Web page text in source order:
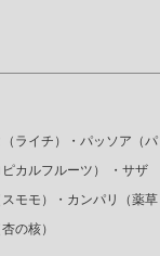
ライチ）・パッソア（パ
カルフルーツ） ・サザ
モモ）・カンパリ（薬草
の核）